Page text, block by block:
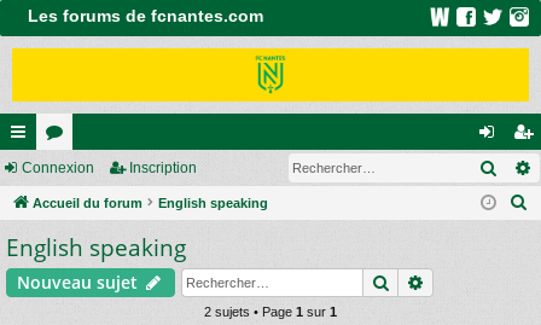
Les forums de fcnantes.com
ac
co
ur
ci
or
u
m
s
on
ne
ns
cri
Connexion Inscription
Accueil du forum English speaking
English speaking
Nouveau sujet Rechercher
2 sujets • Page 1 sur 1